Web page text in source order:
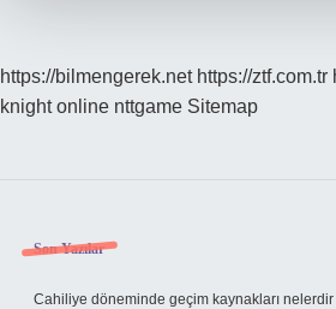
https://bilmengerek.net https://ztf.com.tr
knight online nttgame Sitemap
Sidebar
Son Yazılar
Cahiliye döneminde geçim kaynakları nelerdir